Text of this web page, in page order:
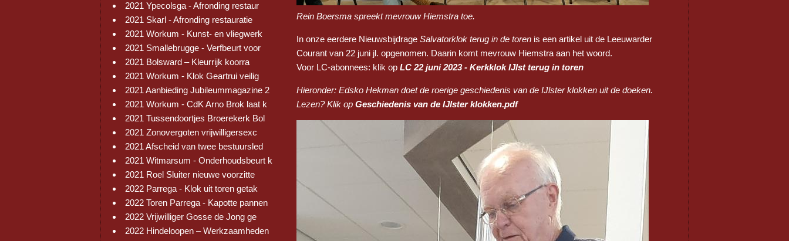
2021 Ypecolsga - Afronding restaur
2021 Skarl - Afronding restauratie
2021 Workum - Kunst- en vliegwerk
2021 Smallebrugge - Verfbeurt voor
2021 Bolsward – Kleurrijk koorra
2021 Workum - Klok Geartrui veilig
2021 Aanbieding Jubileummagazine 2
2021 Workum - CdK Arno Brok laat k
2021 Tussendoortjes Broerekerk Bol
2021 Zonovergoten vrijwilligersexc
2021 Afscheid van twee bestuursled
2021 Witmarsum - Onderhoudsbeurt k
2021 Roel Sluiter nieuwe voorzitte
2022 Parrega - Klok uit toren getak
2022 Toren Parrega - Kapotte pannen
2022 Vrijwilliger Gosse de Jong ge
2022 Hindeloopen – Werkzaamheden
Rein Boersma spreekt mevrouw Hiemstra toe.
In onze eerdere Nieuwsbijdrage Salvatorklok terug in de toren is een artikel uit de Leeuwarder
Courant van 22 juni jl. opgenomen. Daarin komt mevrouw Hiemstra aan het woord.
Voor LC-abonnees: klik op LC 22 juni 2023 - Kerkklok IJlst terug in toren
Hieronder: Edsko Hekman doet de roerige geschiedenis van de IJlster klokken uit de doeken.
Lezen? Klik op Geschiedenis van de IJlster klokken.pdf